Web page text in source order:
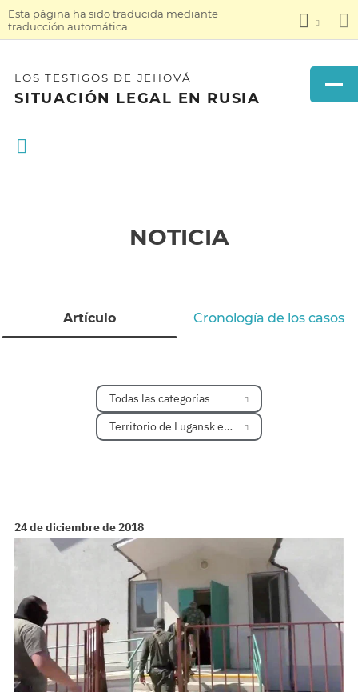
Esta página ha sido traducida mediante
traducción automática.
LOS TESTIGOS DE JEHOVÁ
SITUACIÓN LEGAL EN RUSIA
NOTICIA
Artículo Cronología de los casos
Todas las categorías
Territorio de Lugansk en Ucrania
24 de diciembre de 2018